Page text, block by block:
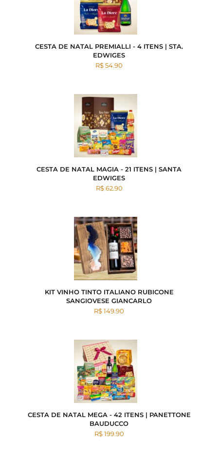
CESTA DE NATAL PREMIALLI - 4 ITENS | STA.
EDWIGES
R$ 54.90
CESTA DE NATAL MAGIA - 21 ITENS | SANTA
EDWIGES
R$ 62.90
KIT VINHO TINTO ITALIANO RUBICONE
SANGIOVESE GIANCARLO
R$ 149.90
CESTA DE NATAL MEGA - 42 ITENS | PANETTONE
BAUDUCCO
R$ 199.90